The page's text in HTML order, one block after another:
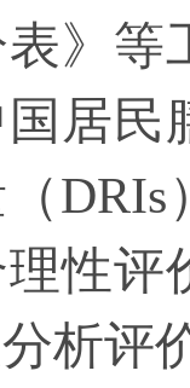
》
居民
（DRIs
性评
析评